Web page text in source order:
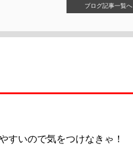
ブログ記事一覧へ
すいので気をつけなきゃ！